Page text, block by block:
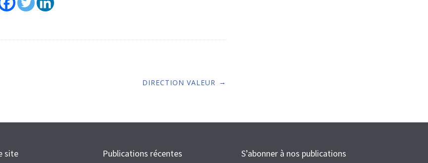
DIRECTION VALEUR →
site Publications récentes S’abonner à nos publications